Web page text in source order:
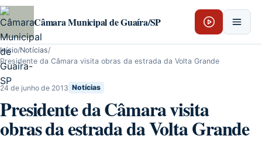
Pular para o conteúdo
Câmara Municipal de Guaíra/SP
Início/Notícias/
Presidente da Câmara visita obras da estrada da Volta Grande
24 de junho de 2013 Notícias
Presidente da Câmara visita
obras da estrada da Volta Grande